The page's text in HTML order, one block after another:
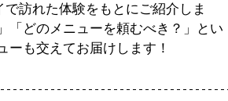
訪れた体験をもとにご紹介しま
「どのメニューを頼むべき？」とい
も交えてお届けします！